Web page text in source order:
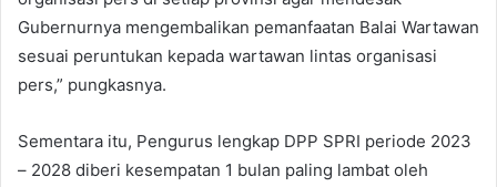
Gubernurnya mengembalikan pemanfaatan Balai Wartawan
sesuai peruntukan kepada wartawan lintas organisasi
pers,” pungkasnya.
Sementara itu, Pengurus lengkap DPP SPRI periode 2023
– 2028 diberi kesempatan 1 bulan paling lambat oleh